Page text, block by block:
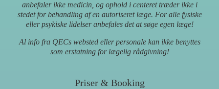
anbefaler ikke medicin, og ophold i centeret træder ikke i
stedet for behandling af en autoriseret læge. For alle fysiske
eller psykiske lidelser anbefales det at søge egen læge!
Al info fra QECs websted eller personale kan ikke benyttes
som erstatning for lægelig rådgivning!
Priser & Booking